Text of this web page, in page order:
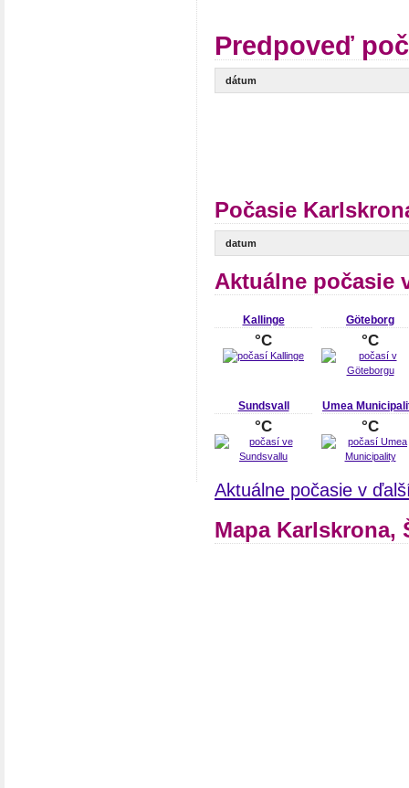
Predpoveď
dátum
Počasie
datum
Aktuálne počasie
Kallinge
°C
Göteborg
°C
Sundsvall
°C
Umea
°C
Aktuálne počasie v
Mapa Karlskrona,